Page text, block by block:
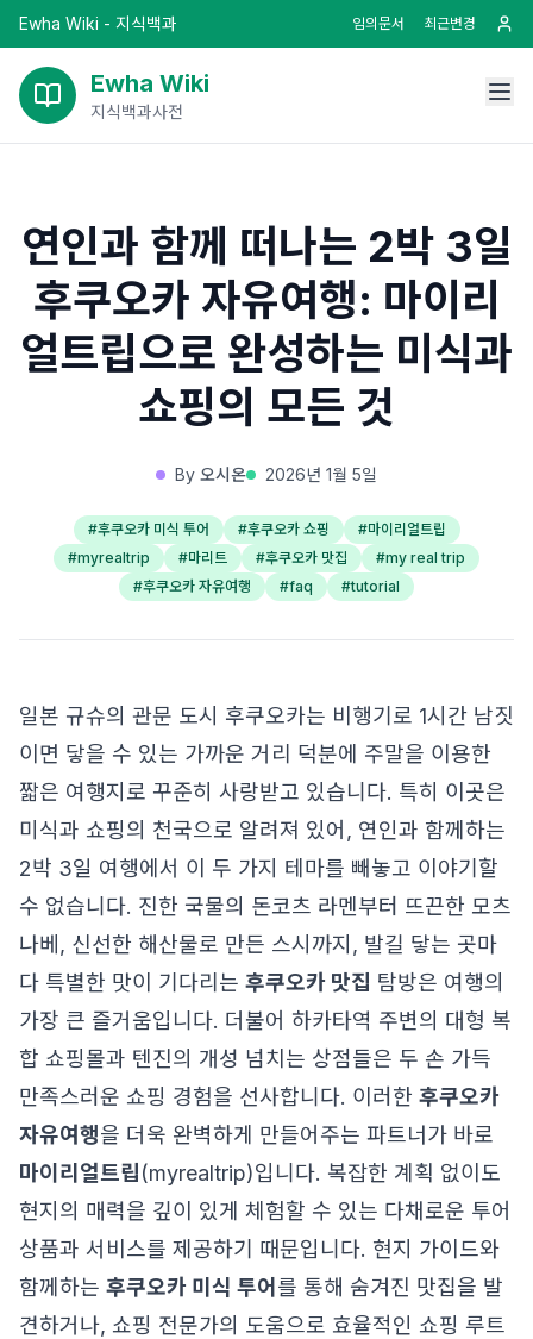
Ewha Wiki - 지식백과 임의문서 최근변경
Ewha Wiki
지식백과사전
연인과 함께 떠나는 2박 3일
후쿠오카 자유여행: 마이리
얼트립으로 완성하는 미식과
쇼핑의 모든 것
By 오시온 2026년 1월 5일
#후쿠오카 미식 투어 #후쿠오카 쇼핑 #마이리얼트립
#myrealtrip #마리트 #후쿠오카 맛집 #my real trip
#후쿠오카 자유여행 #faq #tutorial
일본 규슈의 관문 도시 후쿠오카는 비행기로 1시간 남짓
이면 닿을 수 있는 가까운 거리 덕분에 주말을 이용한
짧은 여행지로 꾸준히 사랑받고 있습니다. 특히 이곳은
미식과 쇼핑의 천국으로 알려져 있어, 연인과 함께하는
2박 3일 여행에서 이 두 가지 테마를 빼놓고 이야기할
수 없습니다. 진한 국물의 돈코츠 라멘부터 뜨끈한 모츠
나베, 신선한 해산물로 만든 스시까지, 발길 닿는 곳마
다 특별한 맛이 기다리는 후쿠오카 맛집 탐방은 여행의
가장 큰 즐거움입니다. 더불어 하카타역 주변의 대형 복
합 쇼핑몰과 텐진의 개성 넘치는 상점들은 두 손 가득
만족스러운 쇼핑 경험을 선사합니다. 이러한 후쿠오카
자유여행을 더욱 완벽하게 만들어주는 파트너가 바로
마이리얼트립(myrealtrip)입니다. 복잡한 계획 없이도
현지의 매력을 깊이 있게 체험할 수 있는 다채로운 투어
상품과 서비스를 제공하기 때문입니다. 현지 가이드와
함께하는 후쿠오카 미식 투어 를 통해 숨겨진 맛집을 발
견하거나, 쇼핑 전문가의 도움으로 효율적인 쇼핑 루트